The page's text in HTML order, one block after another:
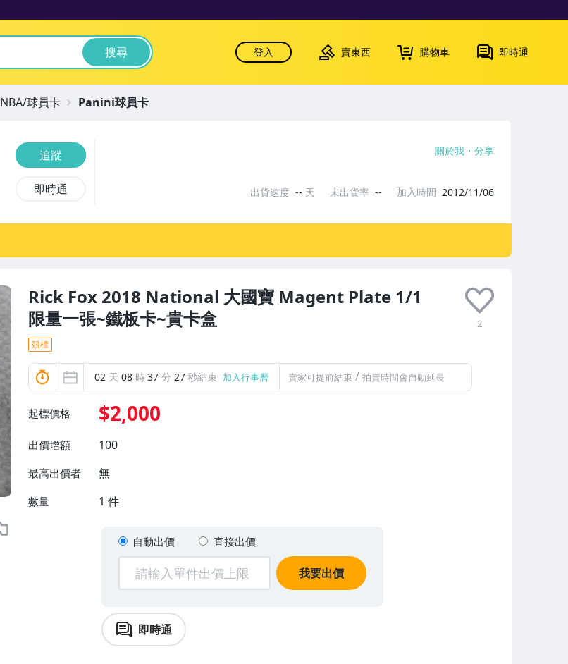
搜尋 登入 賣東西 購物車 即時通
Rick Fox 2018 National 大國寶 Magent Plate 1/1
限量一張~鐵板卡~貴卡盒
2
競標
02 天 08 時37 分 26秒結束 加入行事曆 賣家可提前結束 / 拍賣時間會自動延長
起標價格 $2,000
出價增額 100
最高出價者 無
數量 1 件
自動出價 直接出價
我要出價
即時通
追蹤
即時通
關於我 分享
出貨速度 -- 天 未出貨率 -- 加入時間 2012/11/06
NBA/球員卡 Panini球員卡